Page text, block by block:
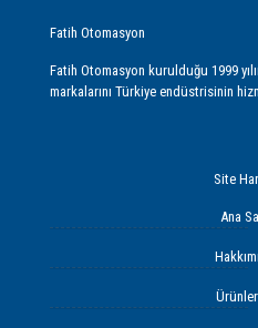
Fatih Otomasyon
Fatih Otomasyon kurulduğu 1999
markalarını Türkiye endüstrisinin
Site
Ana